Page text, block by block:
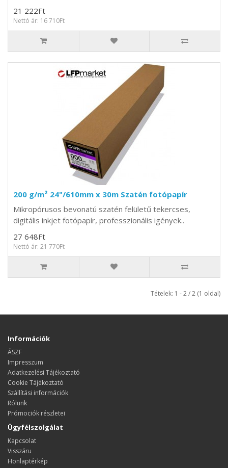
21 222Ft
Nettó ár: 16 710Ft
200 g/m² 24"/610mm x 30m Szatén fotópapír
Mikropórusos bevonatú szatén felületű tekercses,
digitális inkjet fotópapír, professzionális igények..
27 648Ft
Nettó ár: 21 770Ft
Tételek: 1 - 2 / 2 (1 oldal)
Információk
ÁSZF
Impresszum
Adatkezelési Tájékoztató
Cookie Tájékoztató
Szállítási információk
Rólunk
Prómociók részletei
Ügyfélszolgálat
Kapcsolat
Visszáru
Honlaptérkép